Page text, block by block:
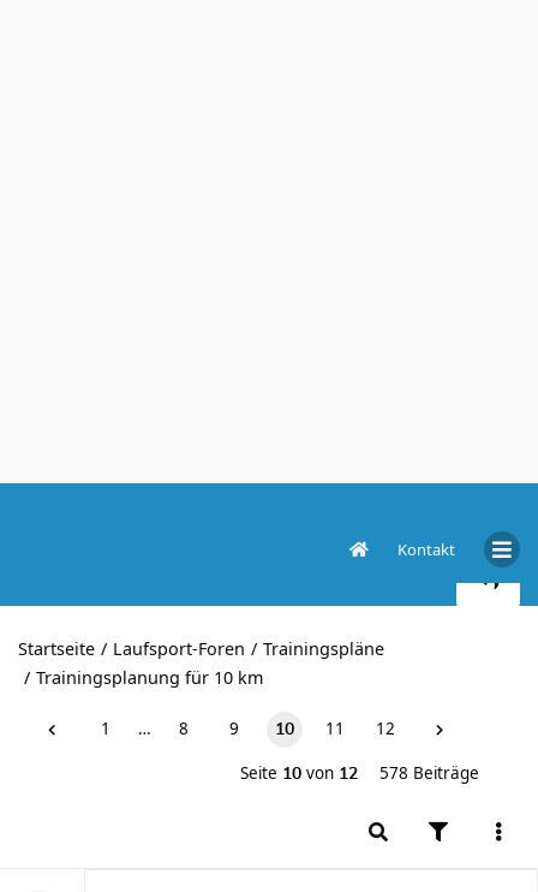
Kontakt
Startseite Laufsport-Foren
Trainingspläne
Trainingsplanung für 10 km
1 … 8 9 10 11 12
Seite 10 von 12 578 Beiträge